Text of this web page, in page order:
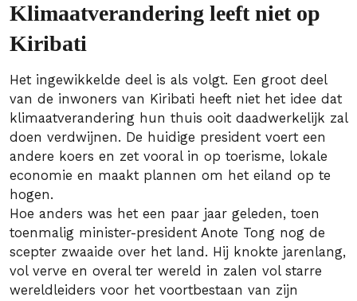
Klimaatverandering leeft niet op
Kiribati
Het ingewikkelde deel is als volgt. Een groot deel
van de inwoners van Kiribati heeft niet het idee dat
klimaatverandering hun thuis ooit daadwerkelijk zal
doen verdwijnen. De huidige president voert een
andere koers en zet vooral in op toerisme, lokale
economie en maakt plannen om het eiland op te
hogen.
Hoe anders was het een paar jaar geleden, toen
toenmalig minister-president Anote Tong nog de
scepter zwaaide over het land. Hij knokte jarenlang,
vol verve en overal ter wereld in zalen vol starre
wereldleiders voor het voortbestaan van zijn